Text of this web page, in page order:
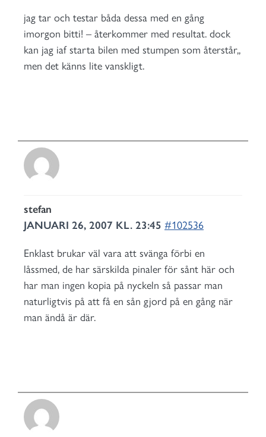
jag tar och testar båda dessa med en gång
imorgon bitti! – återkommer med resultat. dock
kan jag iaf starta bilen med stumpen som återstår,,
men det känns lite vanskligt.
stefan
JANUARI 26, 2007 KL. 23:45 #102536
Enklast brukar väl vara att svänga förbi en
låssmed, de har särskilda pinaler för sånt här och
har man ingen kopia på nyckeln så passar man
naturligtvis på att få en sån gjord på en gång när
man ändå är där.